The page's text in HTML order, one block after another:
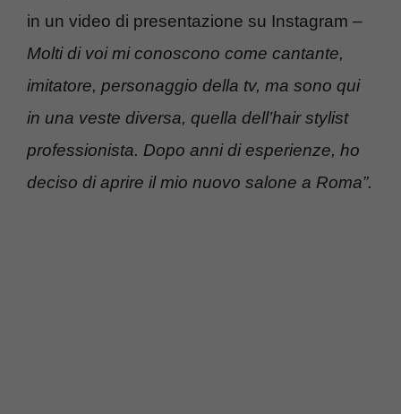
in un video di presentazione su Instagram –
Molti di voi mi conoscono come cantante,
imitatore, personaggio della tv, ma sono qui
in una veste diversa, quella dell’hair stylist
professionista. Dopo anni di esperienze, ho
deciso di aprire il mio nuovo salone a Roma”.